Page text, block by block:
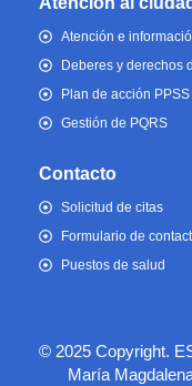
Atención e
Deberes y derechos
Plan de acción PPSS
Gestión de PQRS
Contacto
Solicitud de citas
Formulario de
Puestos de salud
© 2025 Copyright.
María